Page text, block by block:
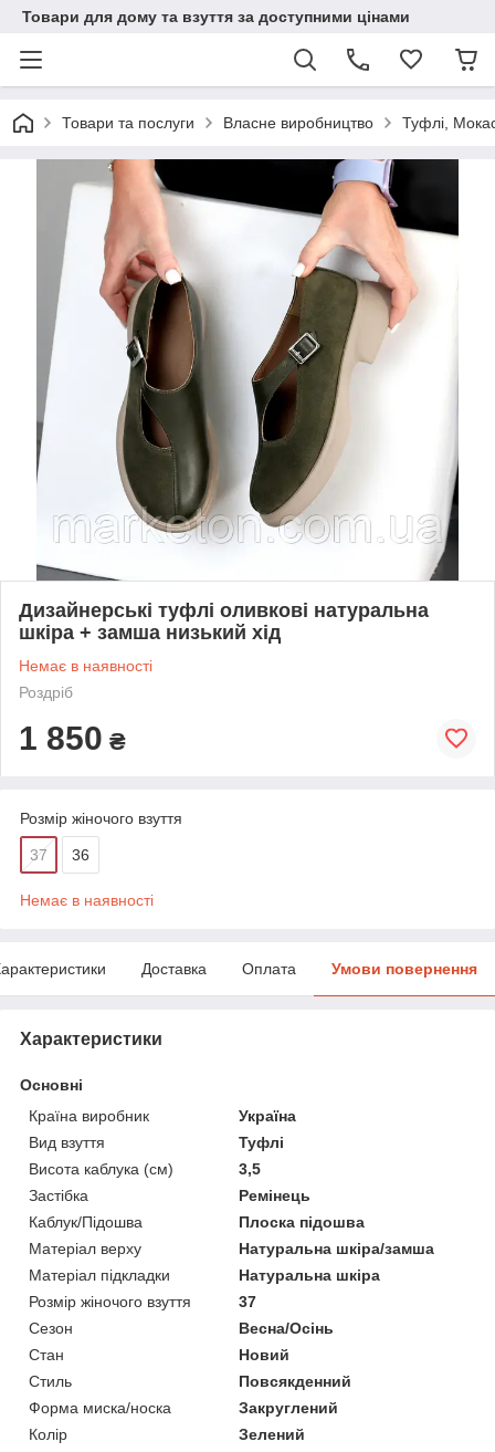
Товари для дому та взуття за доступними цінами
Товари та послуги Власне виробництво Туфлі,
Дизайнерські туфлі оливкові натуральна
шкіра + замша низький хід
Немає в наявності
Роздріб
1 850 ₴
Розмір жіночого взуття
37 36
Немає в наявності
Доставка Оплата Умови повернення
Характеристики
Основні
Країна виробник
Україна
Вид взуття
Туфлі
Висота каблука (см)
3,5
Застібка
Ремінець
Каблук/Підошва
Плоска підошва
Матеріал верху
Натуральна шкіра/замша
Матеріал підкладки
Натуральна шкіра
Розмір жіночого взуття
37
Сезон
Весна/Осінь
Стан
Новий
Стиль
Повсякденний
Форма миска/носка
Закруглений
Колір
Зелений